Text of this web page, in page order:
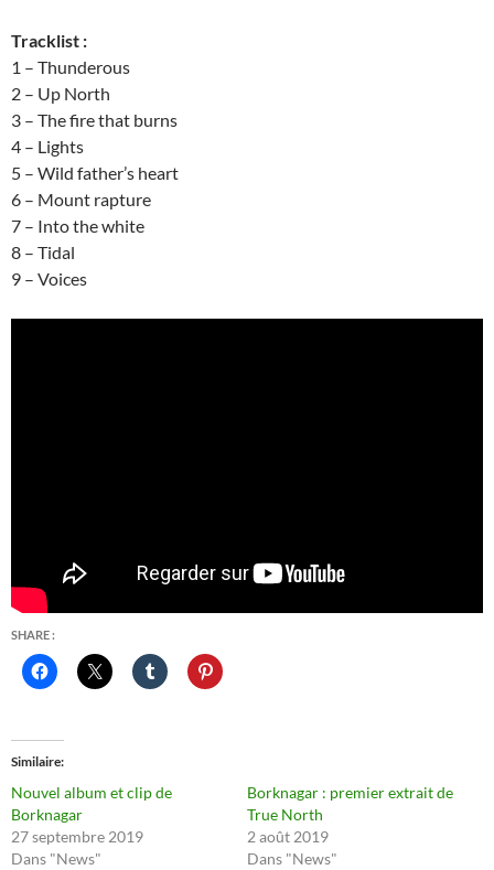
Tracklist :
1 – Thunderous
2 – Up North
3 – The fire that burns
4 – Lights
5 – Wild father’s heart
6 – Mount rapture
7 – Into the white
8 – Tidal
9 – Voices
SHARE :
Similaire
Nouvel album et clip de
Borknagar
27 septembre 2019
Dans "News"
Borknagar : premier extrait de
True North
2 août 2019
Dans "News"